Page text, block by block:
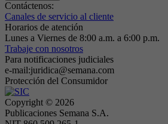
Contáctenos:
Canales de servicio al cliente
Horarios de atención
Lunes a Viernes de 8:00 a.m. a 6:00 p.m.
Trabaje con nosotros
Para notificaciones judiciales
e-mail:juridica@semana.com
Protección del Consumidor
Copyright © 2026
Publicaciones Semana S.A.